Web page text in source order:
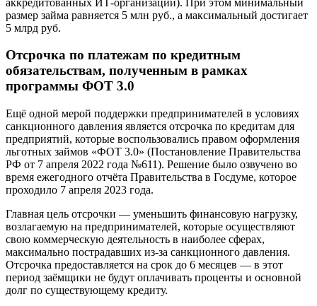
размер займа равняется 5 млн руб., а максимальный достигает
5 млрд руб.
Отсрочка по платежам по кредитным
обязательствам, полученным в рамках
программы ФОТ 3.0
Ещё одной мерой поддержки предпринимателей в условиях
санкционного давления является отсрочка по кредитам для
предприятий, которые воспользовались правом оформления
льготных займов «ФОТ 3.0» (Постановление Правительства
РФ от 7 апреля 2022 года №611). Решение было озвучено во
время ежегодного отчёта Правительства в Госдуме, которое
проходило 7 апреля 2023 года.
Главная цель отсрочки — уменьшить финансовую нагрузку,
возлагаемую на предпринимателей, которые осуществляют
свою коммерческую деятельность в наиболее сферах,
максимально пострадавших из-за санкционного давления.
Отсрочка предоставляется на срок до 6 месяцев — в этот
период заёмщики не будут оплачивать проценты и основной
долг по существующему кредиту.